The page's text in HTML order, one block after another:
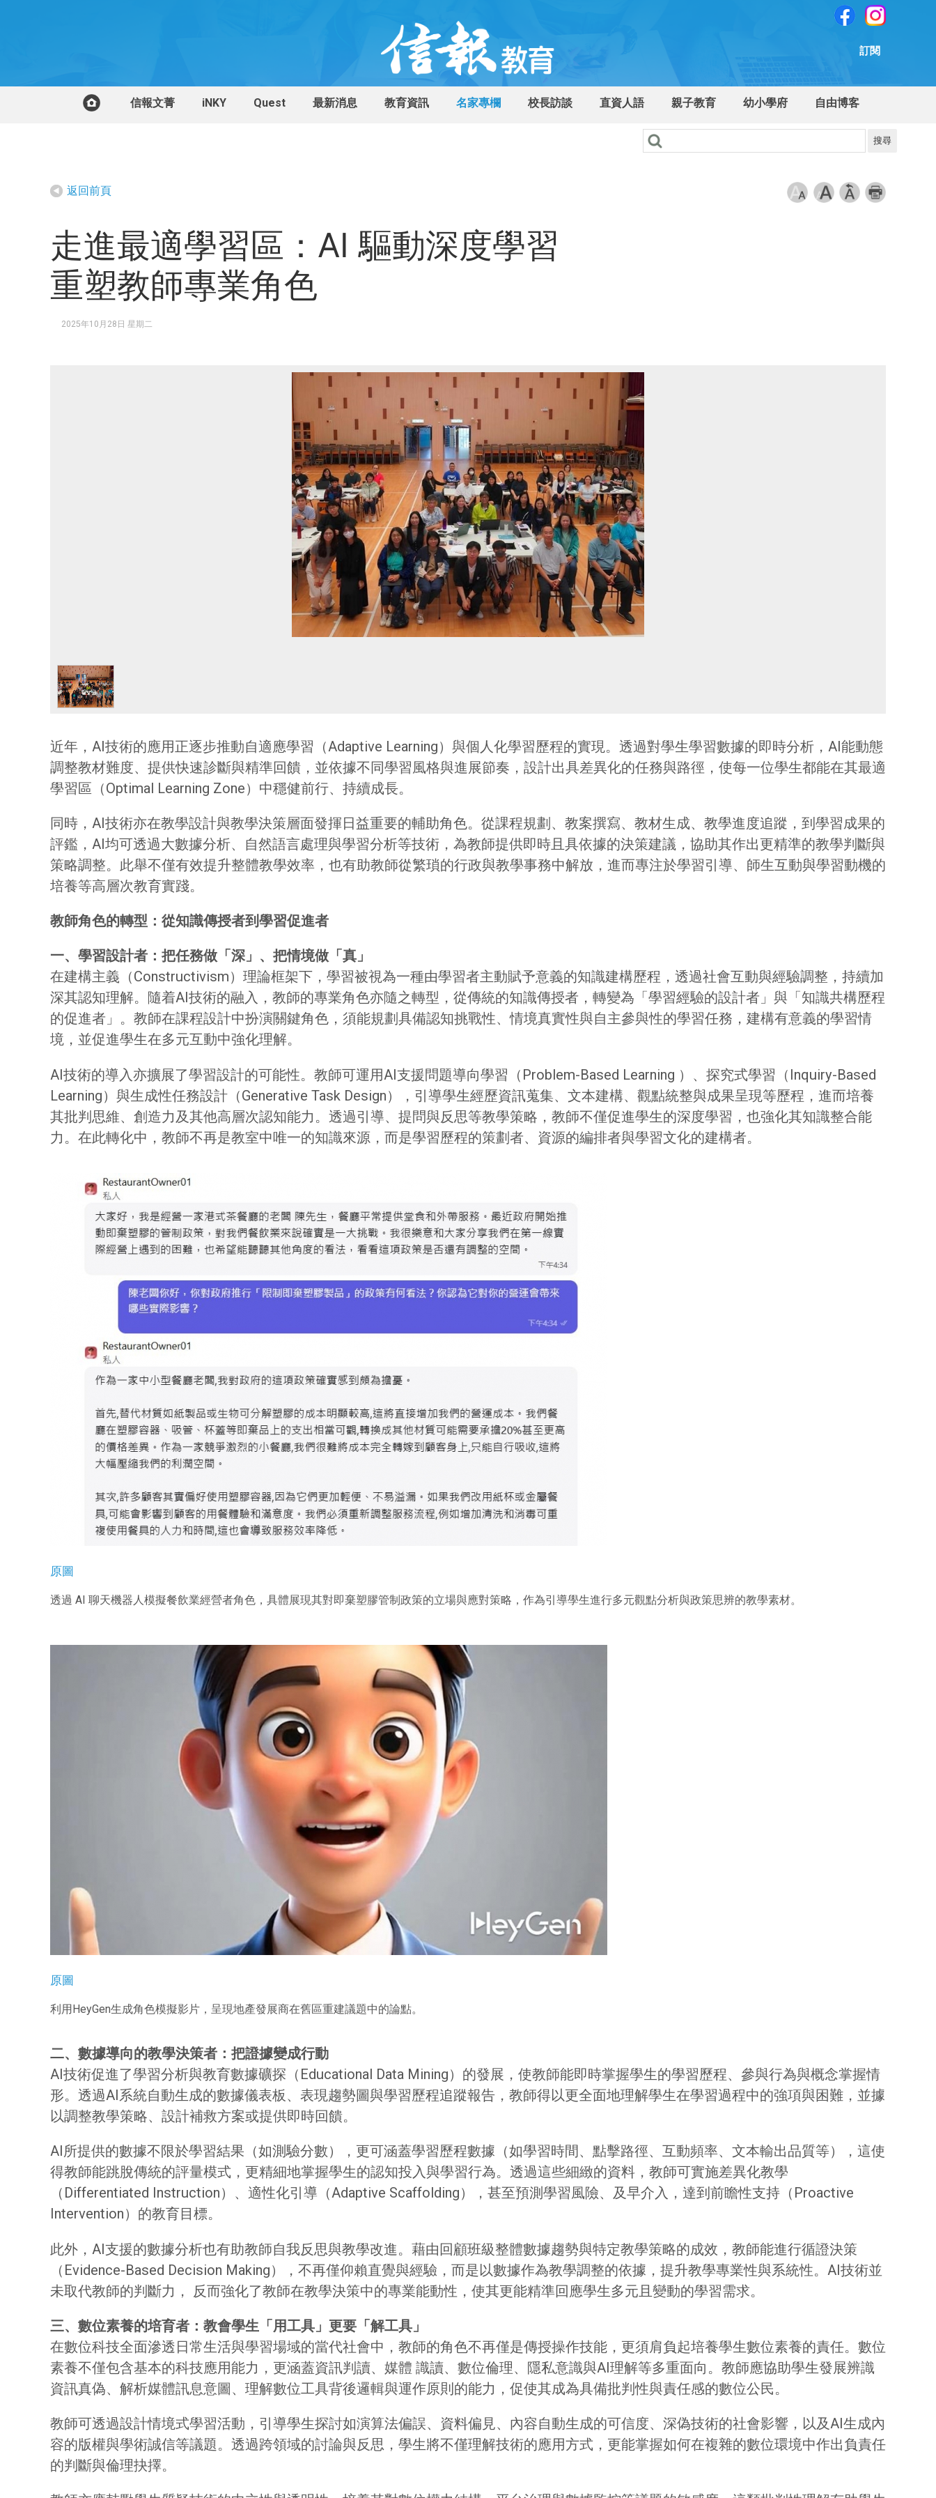
訂閱
信報文菁 iNKY Quest 最新消息 教育資訊 名家專欄 校長訪談 直資人語 親子教育 幼小學府 自由博客
搜尋
返回前頁
走進最適學習區：AI 驅動深度學習
重塑教師專業角色
2025年10月28日 星期二
近年，AI技術的應用正逐步推動自適應學習（Adaptive Learning）與個人化學習歷程的實現。透過對學生學習數據的即時分析，AI能動態
調整教材難度、提供快速診斷與精準回饋，並依據不同學習風格與進展節奏，設計出具差異化的任務與路徑，使每一位學生都能在其最適
學習區（Optimal Learning Zone）中穩健前行、持續成長。
同時，AI技術亦在教學設計與教學決策層面發揮日益重要的輔助角色。從課程規劃、教案撰寫、教材生成、教學進度追蹤，到學習成果的
評鑑，AI均可透過大數據分析、自然語言處理與學習分析等技術，為教師提供即時且具依據的決策建議，協助其作出更精準的教學判斷與
策略調整。此舉不僅有效提升整體教學效率，也有助教師從繁瑣的行政與教學事務中解放，進而專注於學習引導、師生互動與學習動機的
培養等高層次教育實踐。
教師角色的轉型：從知識傳授者到學習促進者
一、學習設計者：把任務做「深」、把情境做「真」
在建構主義（Constructivism）理論框架下，學習被視為一種由學習者主動賦予意義的知識建構歷程，透過社會互動與經驗調整，持續加
深其認知理解。隨着AI技術的融入，教師的專業角色亦隨之轉型，從傳統的知識傳授者，轉變為「學習經驗的設計者」與「知識共構歷程
的促進者」。教師在課程設計中扮演關鍵角色，須能規劃具備認知挑戰性、情境真實性與自主參與性的學習任務，建構有意義的學習情
境，並促進學生在多元互動中強化理解。
AI技術的導入亦擴展了學習設計的可能性。教師可運用AI支援問題導向學習（Problem-Based Learning ）、探究式學習（Inquiry-Based
Learning）與生成性任務設計（Generative Task Design），引導學生經歷資訊蒐集、文本建構、觀點統整與成果呈現等歷程，進而培養
其批判思維、創造力及其他高層次認知能力。透過引導、提問與反思等教學策略，教師不僅促進學生的深度學習，也強化其知識整合能
力。在此轉化中，教師不再是教室中唯一的知識來源，而是學習歷程的策劃者、資源的編排者與學習文化的建構者。
原圖
透過 AI 聊天機器人模擬餐飲業經營者角色，具體展現其對即棄塑膠管制政策的立場與應對策略，作為引導學生進行多元觀點分析與政策思辨的教學素材。
原圖
利用HeyGen生成角色模擬影片，呈現地產發展商在舊區重建議題中的論點。
二、數據導向的教學決策者：把證據變成行動
AI技術促進了學習分析與教育數據礦探（Educational Data Mining）的發展，使教師能即時掌握學生的學習歷程、參與行為與概念掌握情
形。透過AI系統自動生成的數據儀表板、表現趨勢圖與學習歷程追蹤報告，教師得以更全面地理解學生在學習過程中的強項與困難，並據
以調整教學策略、設計補救方案或提供即時回饋。
AI所提供的數據不限於學習結果（如測驗分數），更可涵蓋學習歷程數據（如學習時間、點擊路徑、互動頻率、文本輸出品質等），這使
得教師能跳脫傳統的評量模式，更精細地掌握學生的認知投入與學習行為。透過這些細緻的資料，教師可實施差異化教學
（Differentiated Instruction）、適性化引導（Adaptive Scaffolding），甚至預測學習風險、及早介入，達到前瞻性支持（Proactive
Intervention）的教育目標。
此外，AI支援的數據分析也有助教師自我反思與教學改進。藉由回顧班級整體數據趨勢與特定教學策略的成效，教師能進行循證決策
（Evidence-Based Decision Making），不再僅仰賴直覺與經驗，而是以數據作為教學調整的依據，提升教學專業性與系統性。AI技術並
未取代教師的判斷力， 反而強化了教師在教學決策中的專業能動性，使其更能精準回應學生多元且變動的學習需求。
三、數位素養的培育者：教會學生「用工具」更要「解工具」
在數位科技全面滲透日常生活與學習場域的當代社會中，教師的角色不再僅是傳授操作技能，更須肩負起培養學生數位素養的責任。數位
素養不僅包含基本的科技應用能力，更涵蓋資訊判讀、媒體 識讀、數位倫理、隱私意識與AI理解等多重面向。教師應協助學生發展辨識
資訊真偽、解析媒體訊息意圖、理解數位工具背後邏輯與運作原則的能力，促使其成為具備批判性與責任感的數位公民。
教師可透過設計情境式學習活動，引導學生探討如演算法偏誤、資料偏見、內容自動生成的可信度、深偽技術的社會影響，以及AI生成內
容的版權與學術誠信等議題。透過跨領域的討論與反思，學生將不僅理解技術的應用方式，更能掌握如何在複雜的數位環境中作出負責任
的判斷與倫理抉擇。